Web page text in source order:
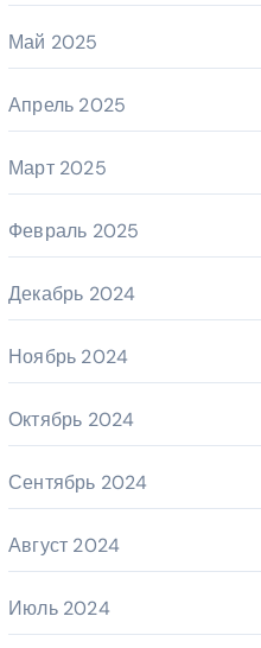
Май 2025
Апрель 2025
Март 2025
Февраль 2025
Декабрь 2024
Ноябрь 2024
Октябрь 2024
Сентябрь 2024
Август 2024
Июль 2024